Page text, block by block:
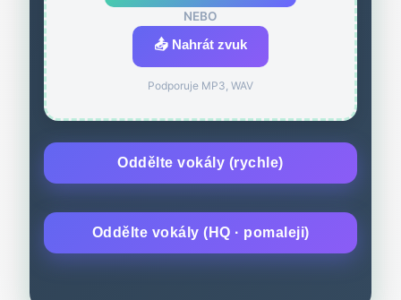
NEBO
📤 Nahrát zvuk
Podporuje MP3, WAV
Oddělte vokály (rychle)
Oddělte vokály (HQ · pomaleji)